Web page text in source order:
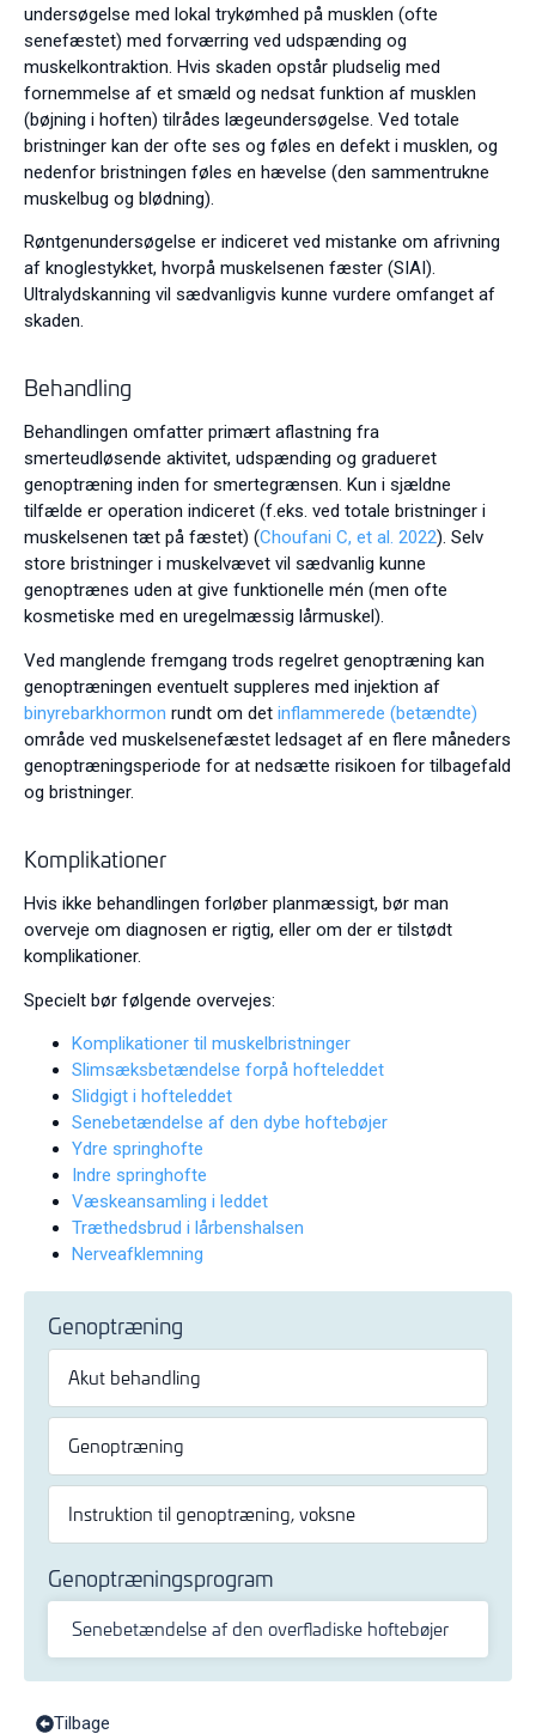
undersøgelse med lokal trykømhed på musklen (ofte
senefæstet) med forværring ved udspænding og
muskelkontraktion. Hvis skaden opstår pludselig med
fornemmelse af et smæld og nedsat funktion af musklen
(bøjning i hoften) tilrådes lægeundersøgelse. Ved totale
bristninger kan der ofte ses og føles en defekt i musklen, og
nedenfor bristningen føles en hævelse (den sammentrukne
muskelbug og blødning).
Røntgenundersøgelse er indiceret ved mistanke om afrivning
af knoglestykket, hvorpå muskelsenen fæster (SIAI).
Ultralydskanning vil sædvanligvis kunne vurdere omfanget af
skaden.
Behandling
Behandlingen omfatter primært aflastning fra
smerteudløsende aktivitet, udspænding og gradueret
genoptræning inden for smertegrænsen. Kun i sjældne
tilfælde er operation indiceret (f.eks. ved totale bristninger i
muskelsenen tæt på fæstet) (Choufani C, et al. 2022). Selv
store bristninger i muskelvævet vil sædvanlig kunne
genoptrænes uden at give funktionelle mén (men ofte
kosmetiske med en uregelmæssig lårmuskel).
Ved manglende fremgang trods regelret genoptræning kan
genoptræningen eventuelt suppleres med injektion af
binyrebarkhormon rundt om det inflammerede (betændte)
område ved muskelsenefæstet ledsaget af en flere måneders
genoptræningsperiode for at nedsætte risikoen for tilbagefald
og bristninger.
Komplikationer
Hvis ikke behandlingen forløber planmæssigt, bør man
overveje om diagnosen er rigtig, eller om der er tilstødt
komplikationer.
Specielt bør følgende overvejes:
Komplikationer til muskelbristninger
Slimsæksbetændelse forpå hofteleddet
Slidgigt i hofteleddet
Senebetændelse af den dybe hoftebøjer
Ydre springhofte
Indre springhofte
Væskeansamling i leddet
Træthedsbrud i lårbenshalsen
Nerveafklemning
Genoptræning
Akut behandling
Genoptræning
Instruktion til genoptræning, voksne
Genoptræningsprogram
Senebetændelse af den overfladiske hoftebøjer
Tilbage